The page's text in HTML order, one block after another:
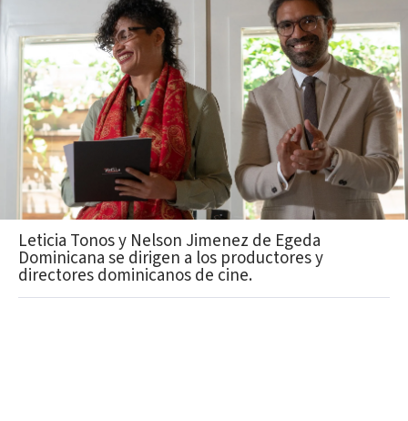
Leticia Tonos y Nelson Jimenez de Egeda
Dominicana se dirigen a los productores y
directores dominicanos de cine.